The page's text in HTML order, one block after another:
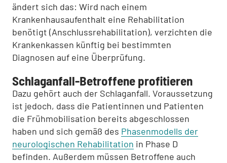
ändert sich das: Wird nach einem
Krankenhausaufenthalt eine Rehabilitation
benötigt (Anschlussrehabilitation), verzichten die
Krankenkassen künftig bei bestimmten
Diagnosen auf eine Überprüfung.
Schlaganfall-Betroffene profitieren
Dazu gehört auch der Schlaganfall. Voraussetzung
ist jedoch, dass die Patientinnen und Patienten
die Frühmobilisation bereits abgeschlossen
haben und sich gemäß des Phasenmodells der
neurologischen Rehabilitation in Phase D
befinden. Außerdem müssen Betroffene auch